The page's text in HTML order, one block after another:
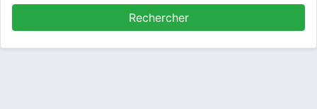
Rechercher